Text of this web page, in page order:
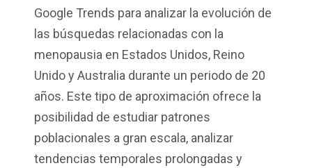
Google Trends para analizar la evolución de
las búsquedas relacionadas con la
menopausia en Estados Unidos, Reino
Unido y Australia durante un periodo de 20
años. Este tipo de aproximación ofrece la
posibilidad de estudiar patrones
poblacionales a gran escala, analizar
tendencias temporales prolongadas y